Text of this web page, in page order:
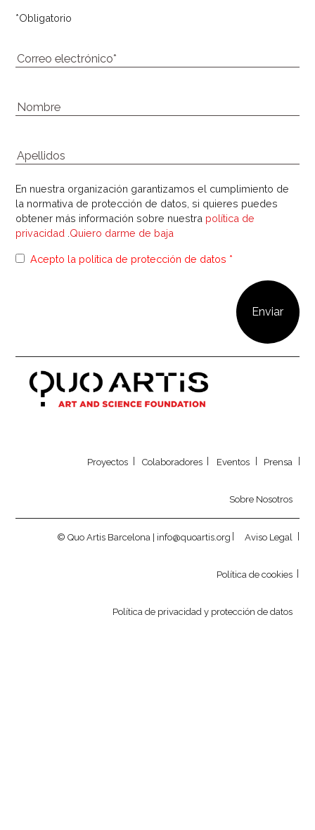
*Obligatorio
En nuestra organización garantizamos el cumplimiento de
la normativa de protección de datos, si quieres puedes
obtener más información sobre nuestra política de
privacidad Quiero darme de baja
Acepto la política de protección de datos *
Proyectos Colaboradores Eventos Prensa
Sobre Nosotros
© Quo Artis Barcelona | info@quoartis.org Aviso Legal
Política de cookies
Política de privacidad y protección de datos